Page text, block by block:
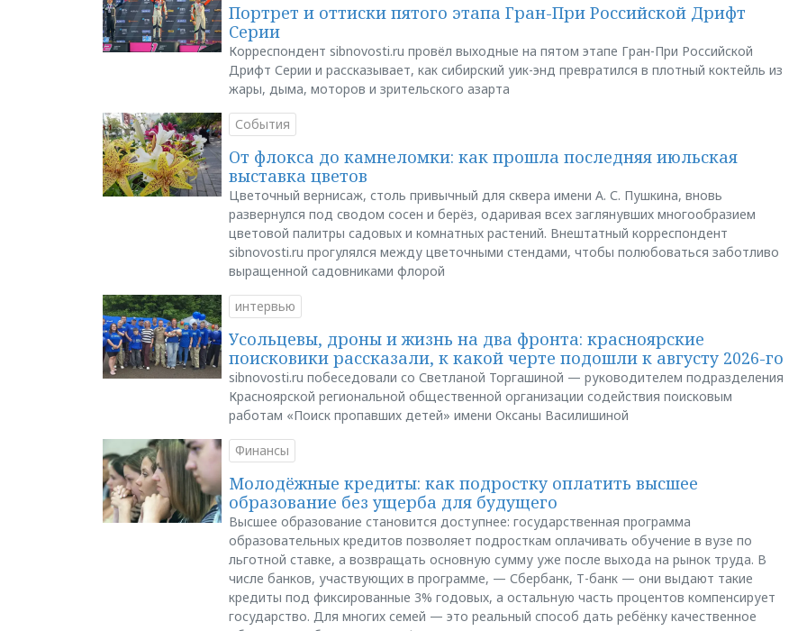
Портрет и оттиски пятого этапа Гран-При Российской Дрифт
Серии
Корреспондент sibnovosti.ru провёл выходные на пятом этапе Гран-При Российской
Дрифт Серии и рассказывает, как сибирский уик-энд превратился в плотный коктейль из
жары, дыма, моторов и зрительского азарта
События
От флокса до камнеломки: как прошла последняя июльская
выставка цветов
Цветочный вернисаж, столь привычный для сквера имени А. С. Пушкина, вновь
развернулся под сводом сосен и берёз, одаривая всех заглянувших многообразием
цветовой палитры садовых и комнатных растений. Внештатный корреспондент
sibnovosti.ru прогулялся между цветочными стендами, чтобы полюбоваться заботливо
выращенной садовниками флорой
интервью
Усольцевы, дроны и жизнь на два фронта: красноярские
поисковики рассказали, к какой черте подошли к августу 2026-го
sibnovosti.ru побеседовали со Светланой Торгашиной — руководителем подразделения
Красноярской региональной общественной организации содействия поисковым
работам «Поиск пропавших детей» имени Оксаны Василишиной
Финансы
Молодёжные кредиты: как подростку оплатить высшее
образование без ущерба для будущего
Высшее образование становится доступнее: государственная программа
образовательных кредитов позволяет подросткам оплачивать обучение в вузе по
льготной ставке, а возвращать основную сумму уже после выхода на рынок труда. В
числе банков, участвующих в программе, — Сбербанк, Т-банк — они выдают такие
кредиты под фиксированные 3% годовых, а остальную часть процентов компенсирует
государство. Для многих семей — это реальный способ дать ребёнку качественное